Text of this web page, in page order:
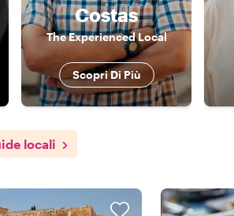
Costas
The Experienced Local
Scopri Di Più
locali